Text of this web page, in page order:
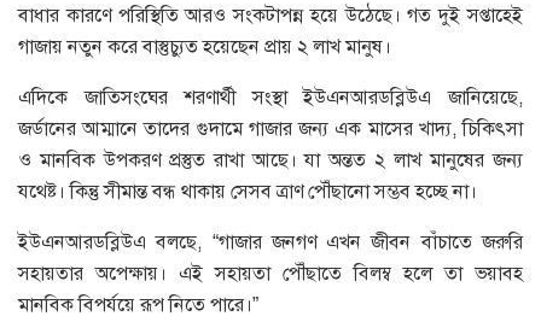
বাধার কারণে পরিস্থিতি আরও সংকটাপন্ন হয়ে উঠেছে। গত দুই সপ্তাহেই
গাজায় নতুন করে বাস্তুচ্যুত হয়েছেন প্রায় ২ লাখ মানুষ।
এদিকে জাতিসংঘের শরণার্থী সংস্থা ইউএনআরডব্লিউএ জানিয়েছে,
জর্ডানের আম্মানে তাদের গুদামে গাজার জন্য এক মাসের খাদ্য, চিকিৎসা
ও মানবিক উপকরণ প্রস্তুত রাখা আছে। যা অন্তত ২ লাখ মানুষের জন্য
যথেষ্ট। কিন্তু সীমান্ত বন্ধ থাকায় সেসব ত্রাণ পৌঁছানো সম্ভব হচ্ছে না।
ইউএনআরডব্লিউএ বলছে, “গাজার জনগণ এখন জীবন বাঁচাতে জরুরি
সহায়তার অপেক্ষায়। এই সহায়তা পৌঁছাতে বিলম্ব হলে তা ভয়াবহ
মানবিক বিপর্যয়ে রূপ নিতে পারে।”